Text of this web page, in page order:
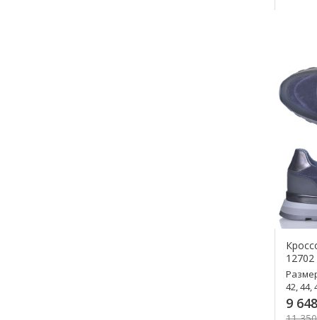
12702
42, 44,
9